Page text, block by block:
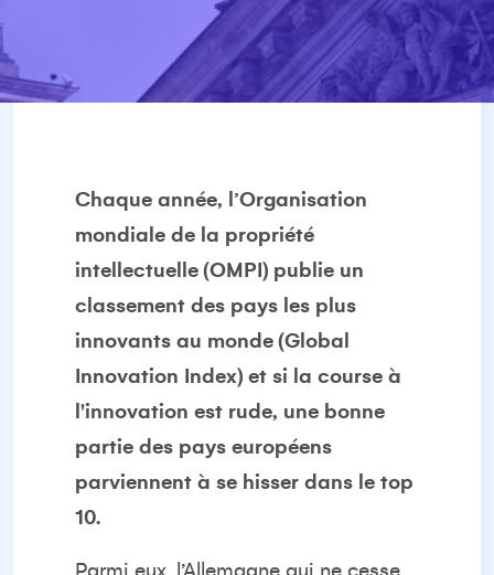
Chaque année, l’Organisation
mondiale de la propriété
intellectuelle (OMPI) publie un
classement des pays les plus
innovants au monde (Global
Innovation Index) et si la course à
l'innovation est rude, une bonne
partie des pays européens
parviennent à se hisser dans le top
10.
Parmi eux, l’Allemagne qui ne cesse